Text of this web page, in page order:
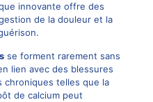
innovante offre des
de la douleur et la
se forment rarement sans
lien avec des blessures
chroniques telles que la
de calcium peut